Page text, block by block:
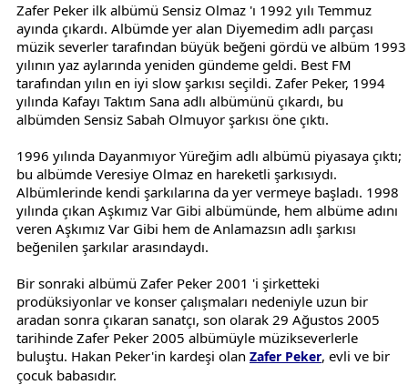
Zafer Peker ilk albümü Sensiz Olmaz 'ı 1992 yılı Temmuz
ayında çıkardı. Albümde yer alan Diyemedim adlı parçası
müzik severler tarafından büyük beğeni gördü ve albüm 1993
yılının yaz aylarında yeniden gündeme geldi. Best FM
tarafından yılın en iyi slow şarkısı seçildi. Zafer Peker, 1994
yılında Kafayı Taktım Sana adlı albümünü çıkardı, bu
albümden Sensiz Sabah Olmuyor şarkısı öne çıktı.
1996 yılında Dayanmıyor Yüreğim adlı albümü piyasaya çıktı;
bu albümde Veresiye Olmaz en hareketli şarkısıydı.
Albümlerinde kendi şarkılarına da yer vermeye başladı. 1998
yılında çıkan Aşkımız Var Gibi albümünde, hem albüme adını
veren Aşkımız Var Gibi hem de Anlamazsın adlı şarkısı
beğenilen şarkılar arasındaydı.
Bir sonraki albümü Zafer Peker 2001 'i şirketteki
prodüksiyonlar ve konser çalışmaları nedeniyle uzun bir
aradan sonra çıkaran sanatçı, son olarak 29 Ağustos 2005
tarihinde Zafer Peker 2005 albümüyle müzikseverlerle
buluştu. Hakan Peker'in kardeşi olan Zafer Peker, evli ve bir
çocuk babasıdır.